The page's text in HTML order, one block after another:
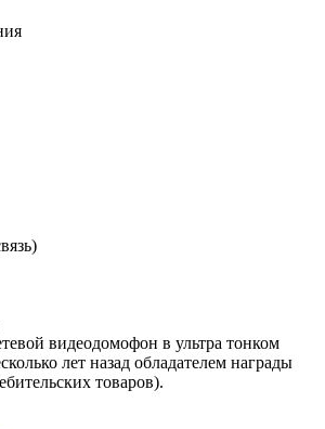
видеодомофон в ультра тонком
лет назад обладателем награды
товаров).